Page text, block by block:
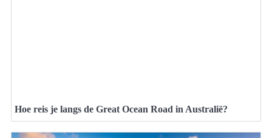
Hoe reis je langs de Great Ocean Road in Australië?